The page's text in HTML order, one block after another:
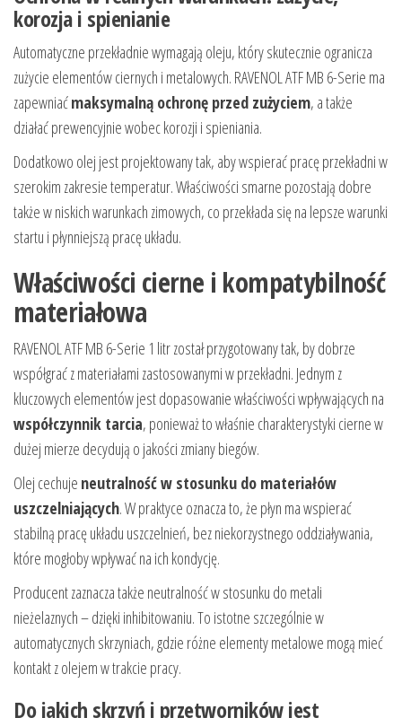
korozja i spienianie
Automatyczne przekładnie wymagają oleju, który skutecznie ogranicza
zużycie elementów ciernych i metalowych. RAVENOL ATF MB 6-Serie ma
zapewniaćmaksymalną ochronę przed zużyciem, a także
działać prewencyjnie wobec korozji i spieniania.
Dodatkowo olej jest projektowany tak, aby wspierać pracę przekładni w
szerokim zakresie temperatur. Właściwości smarne pozostają dobre
także w niskich warunkach zimowych, co przekłada się na lepsze warunki
startu i płynniejszą pracę układu.
Właściwości cierne i kompatybilność
materiałowa
RAVENOL ATF MB 6-Serie 1 litr został przygotowany tak, by dobrze
współgrać z materiałami zastosowanymi w przekładni. Jednym z
kluczowych elementów jest dopasowanie właściwości wpływających na
współczynnik tarcia, ponieważ to właśnie charakterystyki cierne w
dużej mierze decydują o jakości zmiany biegów.
Olej cechuje neutralność w stosunku do materiałów
uszczelniających. W praktyce oznacza to, że płyn ma wspierać
stabilną pracę układu uszczelnień, bez niekorzystnego oddziaływania,
które mogłoby wpływać na ich kondycję.
Producent zaznacza także neutralność w stosunku do metali
nieżelaznych – dzięki inhibitowaniu. To istotne szczególnie w
automatycznych skrzyniach, gdzie różne elementy metalowe mogą mieć
kontakt z olejem w trakcie pracy.
Do jakich skrzyń i przetworników jest